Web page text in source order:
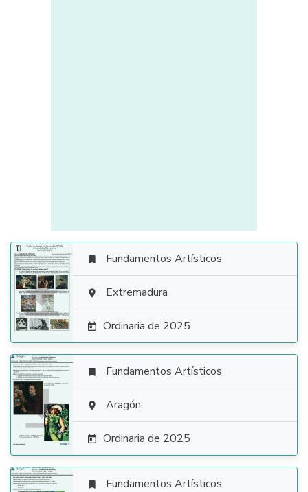

 Fundamentos Artísticos
 Extremadura
 Ordinaria de 2025

 Fundamentos Artísticos
 Aragón
 Ordinaria de 2025
 Fundamentos Artísticos